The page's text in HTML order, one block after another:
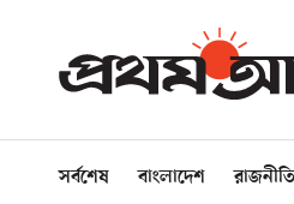
সর্বশেষ বাংলাদেশ রাজনীতি